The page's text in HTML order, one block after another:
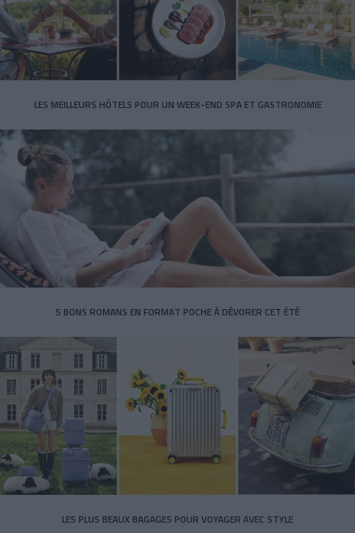
LES MEILLEURS HÔTELS POUR UN WEEK-END SPA ET GASTRONOMIE
5 BONS ROMANS EN FORMAT POCHE À DÉVORER CET ÉTÉ
LES PLUS BEAUX BAGAGES POUR VOYAGER AVEC STYLE